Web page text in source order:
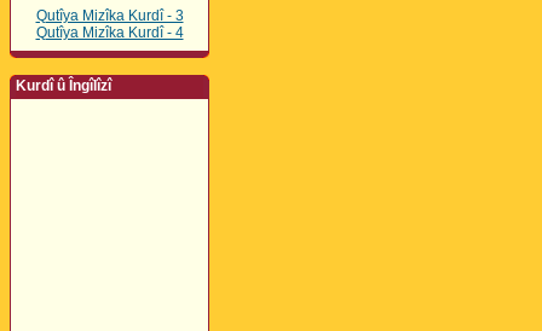
Qutîya Mizîka Kurdî - 3
Qutîya Mizîka Kurdî - 4
Kurdî û Îngîlîzî